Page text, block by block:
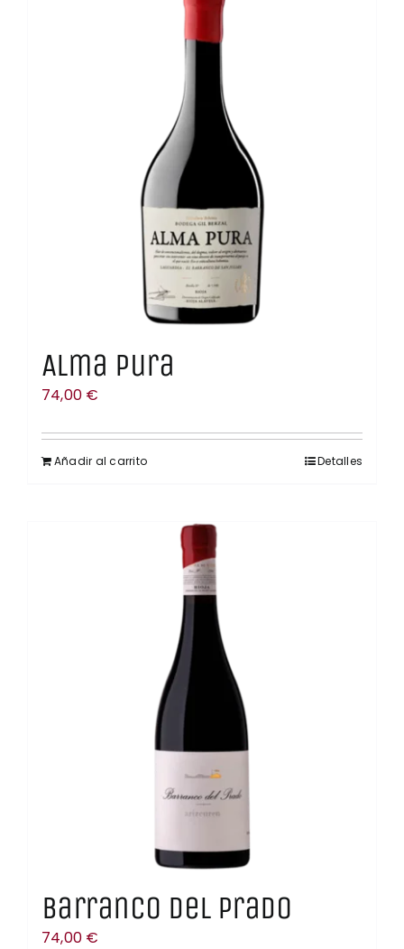
Alma Pura
74,00 €
Añadir al carrito Detalles
Barranco del Prado
74,00 €